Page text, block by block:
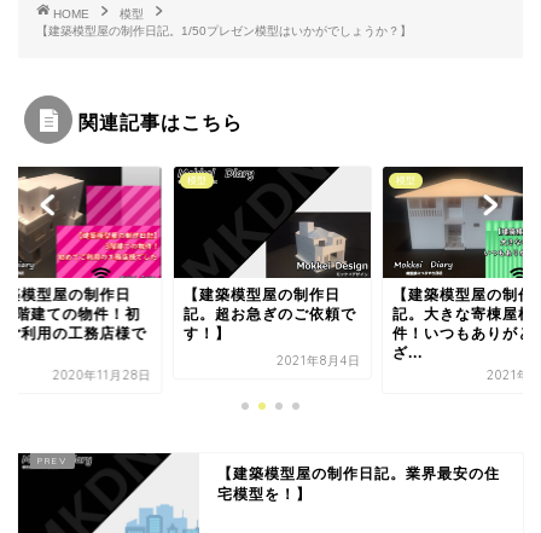
HOME
模型
【建築模型屋の制作日記。1/50プレゼン模型はいかがでしょうか？】
関連記事はこちら
建築模型屋の制作日
。超お急ぎのご依頼で
！】
模型
【建築模型屋の制作日
記。大きな寄棟屋根の物
件！いつもありがとうご
模型
【FAXを送るだけ
模型が手に入る！
ルが苦手な親方で
【建築模型屋の制作日記。業界最安の住
宅模型を！】